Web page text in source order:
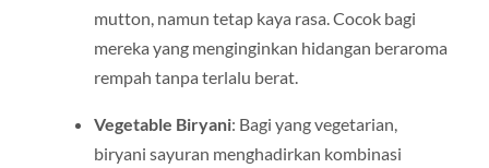
mutton, namun tetap kaya rasa. Cocok bagi
mereka yang menginginkan hidangan beraroma
rempah tanpa terlalu berat.
Vegetable Biryani: Bagi yang vegetarian,
biryani sayuran menghadirkan kombinasi